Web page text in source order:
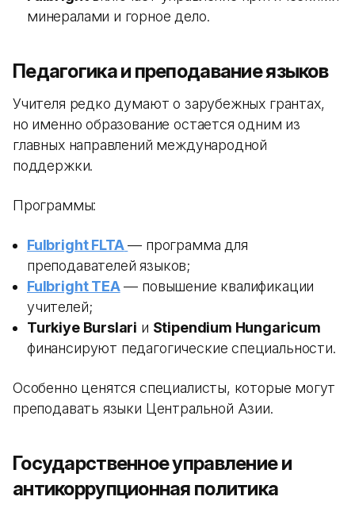
минералами и горное дело.
Педагогика и преподавание языков
Учителя редко думают о зарубежных грантах,
но именно образование остается одним из
главных направлений международной
поддержки.
Программы:
Fulbright FLTA — программа для
преподавателей языков;
Fulbright TEA— повышение квалификации
учителей;
Turkiye Burslari и Stipendium Hungaricum
финансируют педагогические специальности.
Особенно ценятся специалисты, которые могут
преподавать языки Центральной Азии.
Государственное управление и
антикоррупционная политика